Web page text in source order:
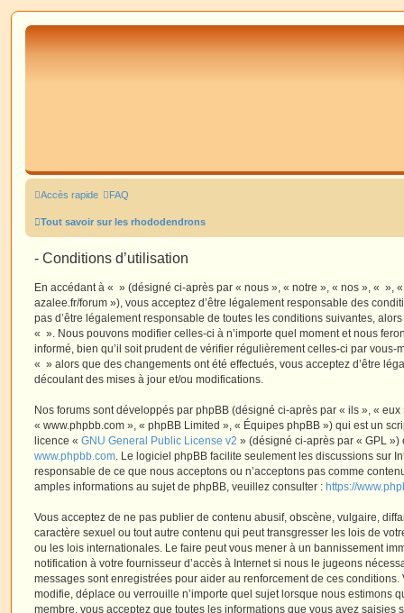
Accès rapide FAQ
Tout savoir sur les rhododendrons
- Conditions d’utilisation
En accédant à « » (désigné ci-après par « nous », « notre », « nos », « »,
azalee.fr/forum »), vous acceptez d’être légalement responsable des
pas d’être légalement responsable de toutes les conditions suivantes,
« ». Nous pouvons modifier celles-ci à n’importe quel moment et nous
informé, bien qu’il soit prudent de vérifier régulièrement celles-ci par vous-
« » alors que des changements ont été effectués, vous acceptez d’être
découlant des mises à jour et/ou modifications.
Nos forums sont développés par phpBB (désigné ci-après par « ils », «
« www.phpbb.com », « phpBB Limited », « Équipes phpBB ») qui est un
licence « GNU General Public License v2 » (désigné ci-après par « GPL
www.phpbb.com. Le logiciel phpBB facilite seulement les discussions sur
responsable de ce que nous acceptons ou n’acceptons pas comme
amples informations au sujet de phpBB, veuillez consulter : https://
Vous acceptez de ne pas publier de contenu abusif, obscène, vulgaire,
caractère sexuel ou tout autre contenu qui peut transgresser les lois de
ou les lois internationales. Le faire peut vous mener à un bannissement
notification à votre fournisseur d’accès à Internet si nous le jugeons
messages sont enregistrées pour aider au renforcement de ces
modifie, déplace ou verrouille n’importe quel sujet lorsque nous estimons
membre, vous acceptez que toutes les informations que vous avez saisies